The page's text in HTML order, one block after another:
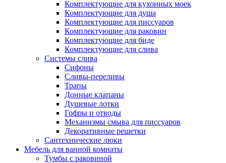
Комплектующие для кухонных моек
Комплектующие для душа
Комплектующие для писсуаров
Комплектующие для раковин
Комплектующие для биде
Комплектующие для слива
Системы слива
Сифоны
Сливы-переливы
Трапы
Донные клапаны
Душевые лотки
Гофры и отводы
Механизмы смыва для писсуаров
Декоративные решетки
Сантехнические люки
Мебель для ванной комнаты
Тумбы с раковиной